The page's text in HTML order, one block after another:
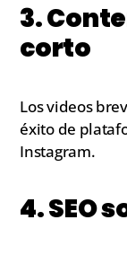
3.
corto
Los videos
éxito de
Instagram.
4. SEO